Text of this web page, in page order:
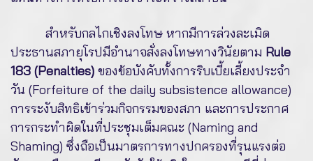
สำหรับกลไกเชิงลงโทษ หากมีการล่วงละเมิด
ประธานสภายุโรปมีอำนาจสั่งลงโทษทางวินัยตาม Rule
183 (Penalties) ของข้อบังคับทั้งการริบเบี้ยเลี้ยงประจำ
วัน (Forfeiture of the daily subsistence allowance)
การระงับสิทธิเข้าร่วมกิจกรรมของสภา และการประกาศ
การกระทำผิดในที่ประชุมเต็มคณะ (Naming and
Shaming) ซึ่งถือเป็นมาตรการทางปกครองที่รุนแรงต่อ